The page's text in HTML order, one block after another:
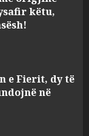
këtu,
e Fierit, dy të
në